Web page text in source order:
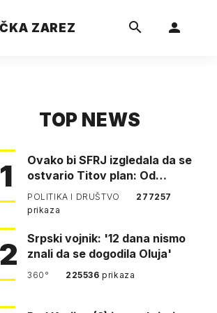
ZAREZ
TOP NEWS
1
Ovako bi SFRJ izgledala da se
ostvario Titov plan: Od
Klagenfurta do Istanbula!
POLITIKA I DRUŠTVO
277257
prikaza
2
Srpski vojnik: '12 dana nismo
znali da se dogodila Oluja'
360° 225536prikaza